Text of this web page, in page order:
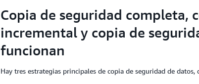
Copia de seguridad completa,
incremental y copia de
funcionan
Hay tres estrategias principales de copia de seguridad de